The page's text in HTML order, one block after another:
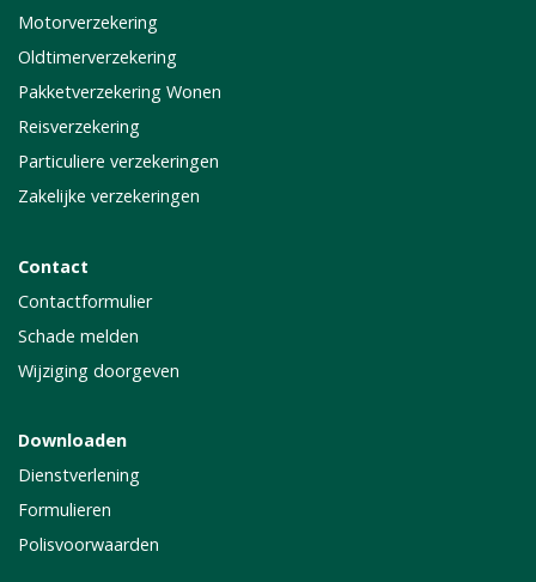
Motorverzekering
Oldtimerverzekering
Pakketverzekering Wonen
Reisverzekering
Particuliere verzekeringen
Zakelijke verzekeringen
Contact
Contactformulier
Schade melden
Wijziging doorgeven
Downloaden
Dienstverlening
Formulieren
Polisvoorwaarden